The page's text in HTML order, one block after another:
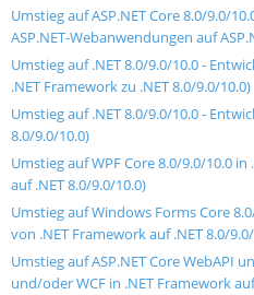
Umstieg auf ASP.NET Core 8.0/9.0/
ASP.NET-Webanwendungen auf
Umstieg auf .NET 8.0/9.0/10.0 -
.NET Framework zu .NET 8.0/9.0/10.0)
Umstieg auf .NET 8.0/9.0/10.0 -
8.0/9.0/10.0)
Umstieg auf WPF Core 8.0/9.0/10.0
auf .NET 8.0/9.0/10.0)
Umstieg auf Windows Forms Core
von .NET Framework auf .NET 8.0/
Umstieg auf ASP.NET Core WebAPI
und/oder WCF in .NET Framework